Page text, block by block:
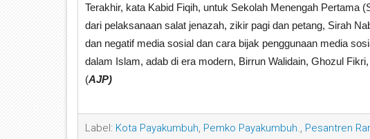
Terakhir, kata Kabid Fiqih, untuk Sekolah Menengah Pertama
dari pelaksanaan salat jenazah, zikir pagi dan petang, Sirah
dan negatif media sosial dan cara bijak penggunaan media
dalam Islam, adab di era modern, Birrun Walidain, Ghozul
(AJP)
Label: Kota Payakumbuh Pemko Payakumbuh. Pesantren